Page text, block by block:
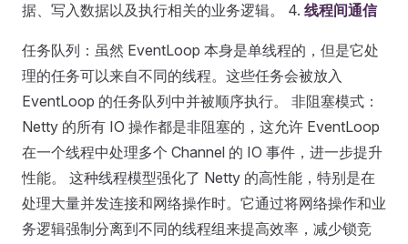
据、写入数据以及执行相关的业务逻辑。 4. 线程间通信
任务队列：虽然 EventLoop 本身是单线程的，但是它处
理的任务可以来自不同的线程。这些任务会被放入
EventLoop 的任务队列中并被顺序执行。 非阻塞模式：
Netty 的所有 IO 操作都是非阻塞的，这允许 EventLoop
在一个线程中处理多个 Channel 的 IO 事件，进一步提升
性能。 这种线程模型强化了 Netty 的高性能，特别是在
处理大量并发连接和网络操作时。它通过将网络操作和业
务逻辑强制分离到不同的线程组来提高效率，减少锁竞